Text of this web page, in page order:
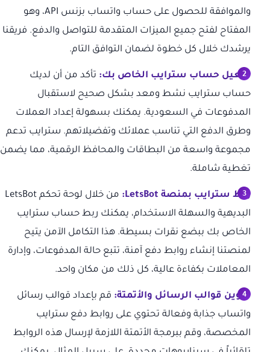
والموافقة للحصول على حساب واتساب بزنس API، وهو
المفتاح لفتح جميع الميزات المتقدمة للتواصل والدفع. فريقنا
يرشدك خلال كل خطوة لضمان التوافق التام.
تفعيل حساب سترايب الخاص بك: تأكد من أن لديك
حساب سترايب نشط ومعد بشكل صحيح لاستقبال
المدفوعات في السعودية. يمكنك بسهولة إعداد العملات
وطرق الدفع التي تناسب عملائك وتفضيلاتهم. سترايب تدعم
مجموعة واسعة من البطاقات والمحافظ الرقمية، مما يضمن
تغطية شاملة.
ربط سترايب بمنصة LetsBot:
من خلال لوحة تحكم LetsBot
البديهية والسهلة الاستخدام، يمكنك ربط حساب سترايب
الخاص بك ببضع نقرات بسيطة. هذا التكامل الآمن يتيح
لمنصتنا إنشاء روابط دفع آمنة، تتبع حالة المدفوعات، وإدارة
المعاملات بكفاءة عالية، كل ذلك من مكان واحد.
تكوين قوالب الرسائل والأتمتة: قم بإعداد قوالب رسائل
واتساب جذابة وفعالة تحتوي على روابط دفع سترايب
المخصصة، وقم ببرمجة الأتمتة اللازمة لإرسال هذه الروابط